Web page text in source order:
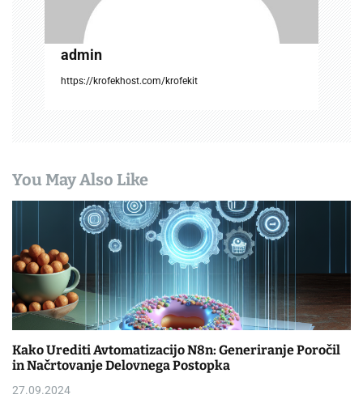
admin
https://krofekhost.com/krofekit
You May Also Like
Kako Urediti Avtomatizacijo N8n: Generiranje Poročil
in Načrtovanje Delovnega Postopka
27.09.2024